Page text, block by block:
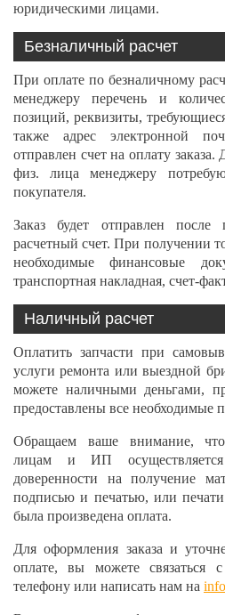
юридическими лицами.
Безналичный расчет
При оплате по безналичному
менеджеру перечень и
позиций, реквизиты,
также адрес электронной
отправлен счет на оплату заказа.
физ. лица менеджеру
покупателя.
Заказ будет отправлен после
расчетный счет. При получении
необходимые финансовые
транспортная накладная, счет-
Наличный расчет
Оплатить запчасти при
услуги ремонта или выездной
можете наличными деньгами,
предоставлены все необходимые
Обращаем ваше внимание,
лицам и ИП
доверенности на получение
подписью и печатью, или
была произведена оплата.
Для оформления заказа и
оплате, вы можете
телефону или написать нам на